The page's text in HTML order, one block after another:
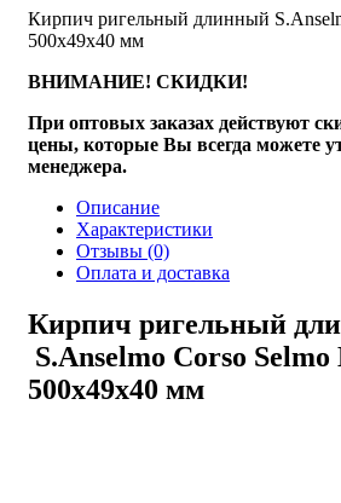
Кирпич ригельный длинный
500х49х40 мм
ВНИМАНИЕ! СКИДКИ!
При оптовых заказах действуют
цены, которые Вы всегда можете
менеджера.
Описание
Характеристики
Отзывы (0)
Оплата и доставка
Кирпич ригельный
S.Anselmo Corso
500х49х40 мм